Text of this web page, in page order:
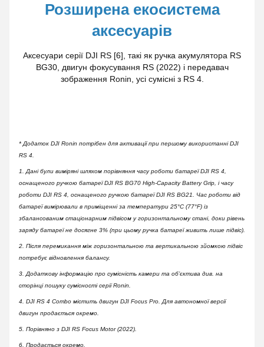
Розширена екосистема
аксесуарів
Аксесуари серії DJI RS [6], такі як ручка акумулятора RS
BG30, двигун фокусування RS (2022) і передавач
зображення Ronin, усі сумісні з RS 4.
* Додаток DJI Ronin потрібен для активації при першому використанні DJI
RS 4.
1. Дані були виміряні шляхом порівняння часу роботи батареї DJI RS 4,
оснащеного ручкою батареї DJI RS BG70 High-Capacity Battery Grip, і часу
роботи DJI RS 4, оснащеного ручкою батареї DJI RS BG21. Час роботи від
батареї вимірювали в приміщенні за температури 25°C (77°F) із
збалансованим стаціонарним підвісом у горизонтальному стані, доки рівень
заряду батареї не досягне 3% (при цьому ручка батареї живить лише підвіс).
2. Після перемикання між горизонтальною та вертикальною зйомкою підвіс
потребує відновлення балансу.
3. Додаткову інформацію про сумісність камери та об’єктива див. на
сторінці пошуку сумісності серії Ronin.
4. DJI RS 4 Combo містить двигун DJI Focus Pro. Для автономної версії
двигун продається окремо.
5. Порівняно з DJI RS Focus Motor (2022).
6. Продається окремо.